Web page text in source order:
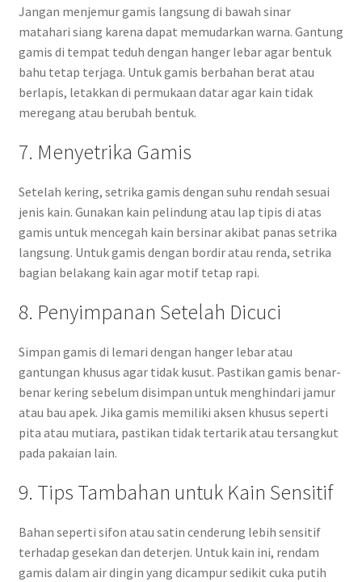
Jangan menjemur gamis langsung di bawah sinar
matahari siang karena dapat memudarkan warna. Gantung
gamis di tempat teduh dengan hanger lebar agar bentuk
bahu tetap terjaga. Untuk gamis berbahan berat atau
berlapis, letakkan di permukaan datar agar kain tidak
meregang atau berubah bentuk.
7. Menyetrika Gamis
Setelah kering, setrika gamis dengan suhu rendah sesuai
jenis kain. Gunakan kain pelindung atau lap tipis di atas
gamis untuk mencegah kain bersinar akibat panas setrika
langsung. Untuk gamis dengan bordir atau renda, setrika
bagian belakang kain agar motif tetap rapi.
8. Penyimpanan Setelah Dicuci
Simpan gamis di lemari dengan hanger lebar atau
gantungan khusus agar tidak kusut. Pastikan gamis benar-
benar kering sebelum disimpan untuk menghindari jamur
atau bau apek. Jika gamis memiliki aksen khusus seperti
pita atau mutiara, pastikan tidak tertarik atau tersangkut
pada pakaian lain.
9. Tips Tambahan untuk Kain Sensitif
Bahan seperti sifon atau satin cenderung lebih sensitif
terhadap gesekan dan deterjen. Untuk kain ini, rendam
gamis dalam air dingin yang dicampur sedikit cuka putih